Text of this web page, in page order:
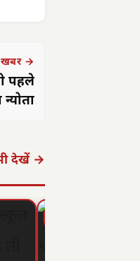
→
पहले
देखें →